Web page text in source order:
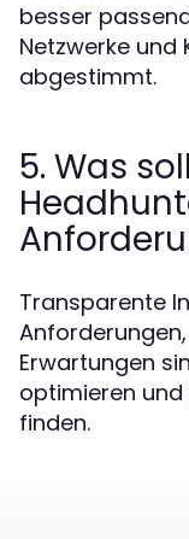
besser
Netzwerke und
abgestimmt.
5. Was
Transparente
Erwartungen
optimieren
finden.